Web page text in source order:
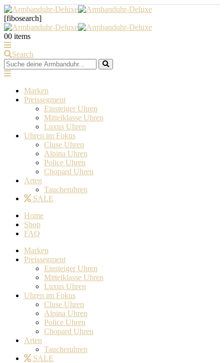
[fibosearch]
00 items
Search
Marken
Preissegment
Einsteiger Uhren
Mittelklasse Uhren
Luxus Uhren
Uhren im Fokus
Cluse Uhren
Alpina Uhren
Police Uhren
Chopard Uhren
Arten
Taucheruhren
SALE
Home
Shop
FAQ
Marken
Preissegment
Einsteiger Uhren
Mittelklasse Uhren
Luxus Uhren
Uhren im Fokus
Cluse Uhren
Alpina Uhren
Police Uhren
Chopard Uhren
Arten
Taucheruhren
SALE